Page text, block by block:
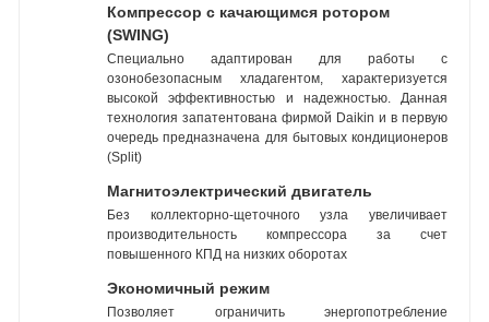
Компрессор с качающимся ротором
(SWING)
Специально адаптирован для работы с
озонобезопасным хладагентом, характеризуется
высокой эффективностью и надежностью. Данная
технология запатентована фирмой Daikin и в первую
очередь предназначена для бытовых кондиционеров
(Split)
Магнитоэлектрический двигатель
Без коллекторно-щеточного узла увеличивает
производительность компрессора за счет
повышенного КПД на низких оборотах
Экономичный режим
Позволяет ограничить энергопотребление